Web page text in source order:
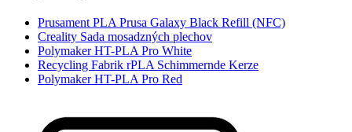
Prusament PLA Prusa Galaxy Black Refill (NFC)
Creality Sada mosadzných plechov
Polymaker HT-PLA Pro White
Recycling Fabrik rPLA Schimmernde Kerze
Polymaker HT-PLA Pro Red